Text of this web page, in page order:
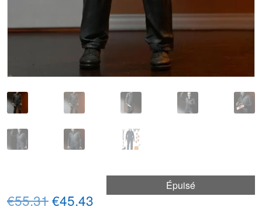
Épuisé
€55.31Le
€45.43 Le